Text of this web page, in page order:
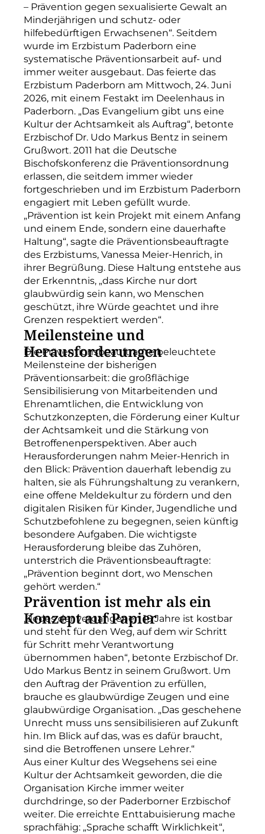
– Prävention gegen sexualisierte Gewalt an
Minderjährigen und schutz- oder
hilfebedürftigen Erwachsenen“. Seitdem
wurde im Erzbistum Paderborn eine
systematische Präventionsarbeit auf- und
immer weiter ausgebaut. Das feierte das
Erzbistum Paderborn am Mittwoch, 24. Juni
2026, mit einem Festakt im Deelenhaus in
Paderborn. „Das Evangelium gibt uns eine
Kultur der Achtsamkeit als Auftrag“, betonte
Erzbischof Dr. Udo Markus Bentz in seinem
Grußwort. 2011 hat die Deutsche
Bischofskonferenz die Präventionsordnung
erlassen, die seitdem immer wieder
fortgeschrieben und im Erzbistum Paderborn
engagiert mit Leben gefüllt wurde.
„Prävention ist kein Projekt mit einem Anfang
und einem Ende, sondern eine dauerhafte
Haltung“, sagte die Präventionsbeauftragte
des Erzbistums, Vanessa Meier-Henrich, in
ihrer Begrüßung. Diese Haltung entstehe aus
der Erkenntnis, „dass Kirche nur dort
glaubwürdig sein kann, wo Menschen
geschützt, ihre Würde geachtet und ihre
Grenzen respektiert werden“.
Meilensteine und
Herausforderungen
Die Präventionsbeauftragte beleuchtete
Meilensteine der bisherigen
Präventionsarbeit: die großflächige
Sensibilisierung von Mitarbeitenden und
Ehrenamtlichen, die Entwicklung von
Schutzkonzepten, die Förderung einer Kultur
der Achtsamkeit und die Stärkung von
Betroffenenperspektiven. Aber auch
Herausforderungen nahm Meier-Henrich in
den Blick: Prävention dauerhaft lebendig zu
halten, sie als Führungshaltung zu verankern,
eine offene Meldekultur zu fördern und den
digitalen Risiken für Kinder, Jugendliche und
Schutzbefohlene zu begegnen, seien künftig
besondere Aufgaben. Die wichtigste
Herausforderung bleibe das Zuhören,
unterstrich die Präventionsbeauftragte:
„Prävention beginnt dort, wo Menschen
gehört werden.“
Prävention ist mehr als ein
Konzept auf Papier
„Jedes der vergangenen 15 Jahre ist kostbar
und steht für den Weg, auf dem wir Schritt
für Schritt mehr Verantwortung
übernommen haben“, betonte Erzbischof Dr.
Udo Markus Bentz in seinem Grußwort. Um
den Auftrag der Prävention zu erfüllen,
brauche es glaubwürdige Zeugen und eine
glaubwürdige Organisation. „Das geschehene
Unrecht muss uns sensibilisieren auf Zukunft
hin. Im Blick auf das, was es dafür braucht,
sind die Betroffenen unsere Lehrer.“
Aus einer Kultur des Wegsehens sei eine
Kultur der Achtsamkeit geworden, die die
Organisation Kirche immer weiter
durchdringe, so der Paderborner Erzbischof
weiter. Die erreichte Enttabuisierung mache
sprachfähig: „Sprache schafft Wirklichkeit“,